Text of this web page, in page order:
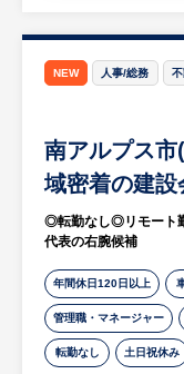
・労
理、
・労
・労
企画
支援
ンス
◇ポ
・事
NEW 人事/総務
南アルプス
域密着の建設
◎転勤なし◎リモート
代表の右腕候補
年間休日120日以上
管理職・マネージャー
転勤なし 土日祝休み